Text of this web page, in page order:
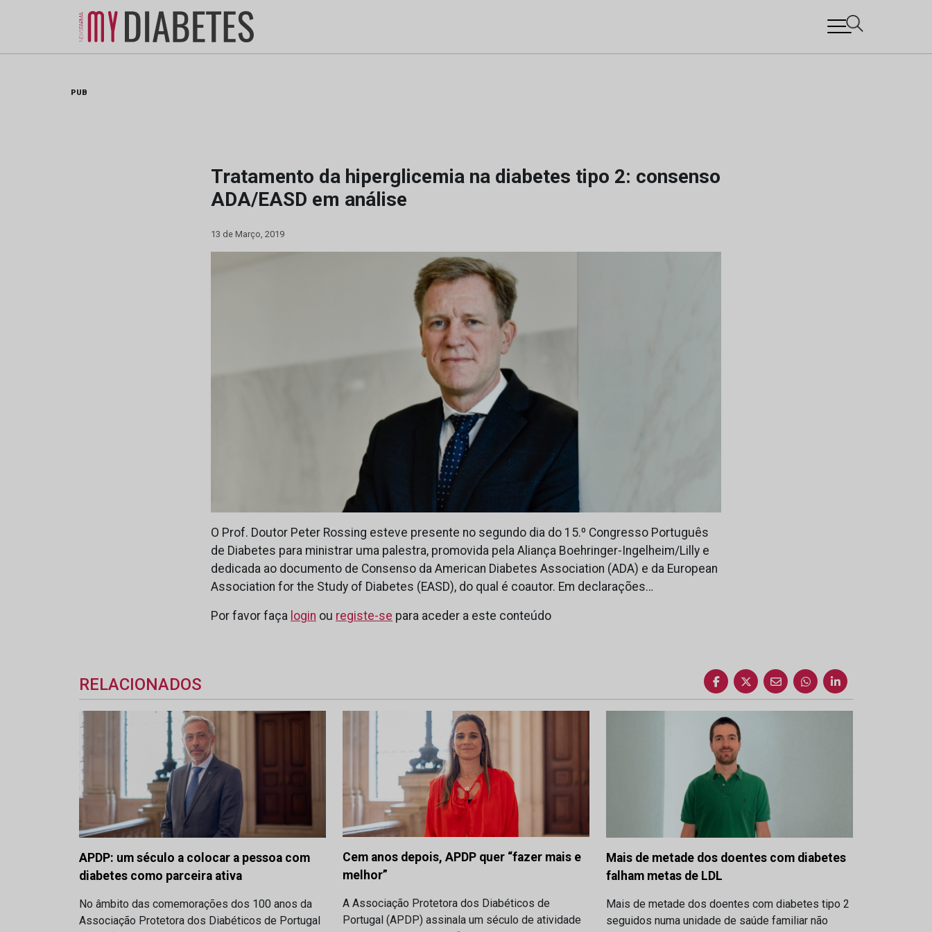
PUB
Tratamento da hiperglicemia na diabetes tipo 2: consenso
ADA/EASD em análise
13 de Março, 2019
O Prof. Doutor Peter Rossing esteve presente no segundo dia do 15.º Congresso Português
de Diabetes para ministrar uma palestra, promovida pela Aliança Boehringer-Ingelheim/Lilly e
dedicada ao documento de Consenso da American Diabetes Association (ADA) e da European
Association for the Study of Diabetes (EASD), do qual é coautor. Em declarações…
Por favor faça login ou registe-se para aceder a este conteúdo
RELACIONADOS
APDP: um século a colocar a pessoa com
diabetes como parceira ativa
No âmbito das comemorações dos 100 anos da
Associação Protetora dos Diabéticos de Portugal
Cem anos depois, APDP quer “fazer mais e
melhor”
A Associação Protetora dos Diabéticos de
Portugal (APDP) assinala um século de atividade
Mais de metade dos doentes com diabetes
falham metas de LDL
Mais de metade dos doentes com diabetes tipo 2
seguidos numa unidade de saúde familiar não